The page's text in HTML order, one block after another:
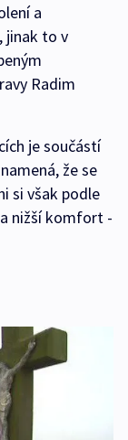
a
jinak to v
Radim
je součástí
že se
si však podle
nižší komfort -